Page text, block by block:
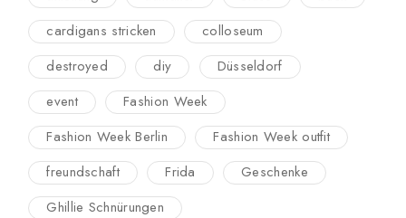
cardigans stricken
colloseum
destroyed
diy
Düsseldorf
event
Fashion Week
Fashion Week Berlin
Fashion Week outfit
freundschaft
Frida
Geschenke
Ghillie Schnürungen